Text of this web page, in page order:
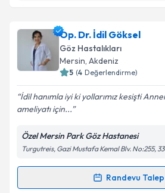
Op. Dr. Yüksel Demırciiçin
oluşturun. Size bu uzmandan
takvim hazırlandığında e-posta
Kişisel verilerimin
Metni'ni okudum ve kişisel
kapsamda işlenmesini kabul
Op. Dr. İdil Göksel
Göz Hastalıkları
Mersin, Akdeniz
5 (4 Değerlendirme)
İdil hanımla iyi ki yollarımız kesişti
ameliyatı için...
Özel Mersin Park Göz Hastanesi
Turgutreis, Gazi Mustafa Kemal Blv. No:255,
Randevu
Randevu Takvimi Talebi